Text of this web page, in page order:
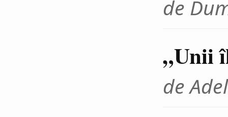
de
„Unii
de